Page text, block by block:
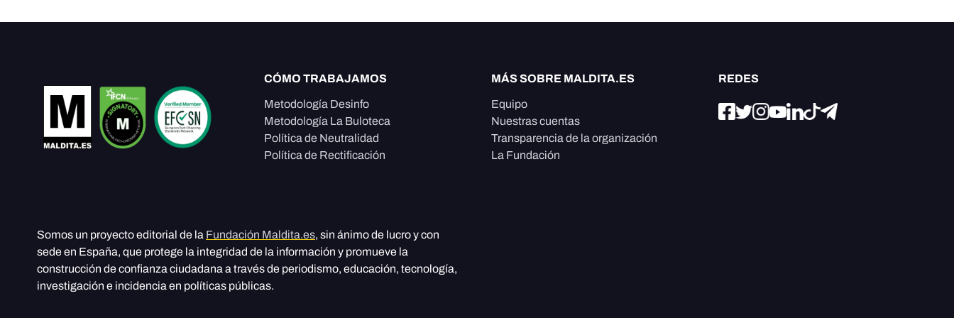
CÓMO TRABAJAMOS
Metodología Desinfo
Metodología La Buloteca
Política de Neutralidad
Política de Rectificación
MÁS SOBRE MALDITA.ES
Equipo
Nuestras cuentas
Transparencia de la organización
La Fundación
REDES
Somos un proyecto editorial de la Fundación Maldita.es, sin ánimo de lucro y con
sede en España, que protege la integridad de la información y promueve la
construcción de confianza ciudadana a través de periodismo, educación, tecnología,
investigación e incidencia en políticas públicas.